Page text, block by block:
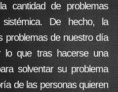
cantidad de problemas
De hecho, la
problemas de nuestro día
que tras hacerse una
solventar su problema
de las personas quieren